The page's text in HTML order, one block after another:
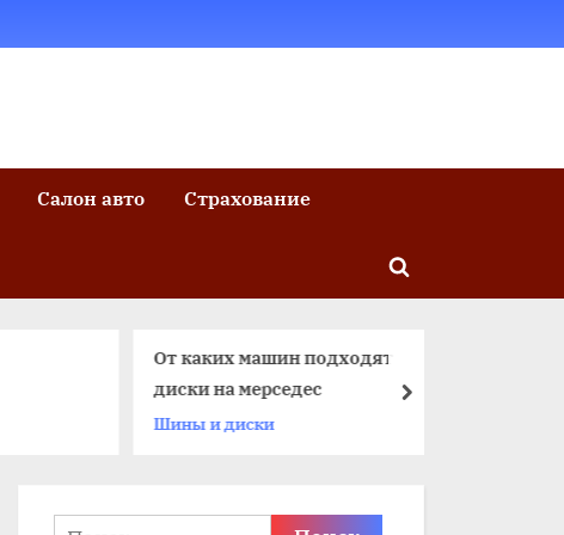
Салон авто Страхование
Toggle
От каких машин подходят
диски на мерседес
Шины и диски
далее
Найти: